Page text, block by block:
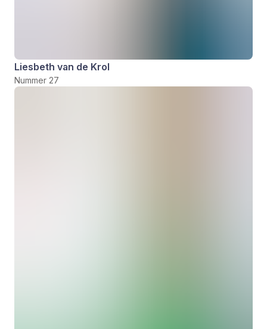
Liesbeth van de Krol
Nummer 27